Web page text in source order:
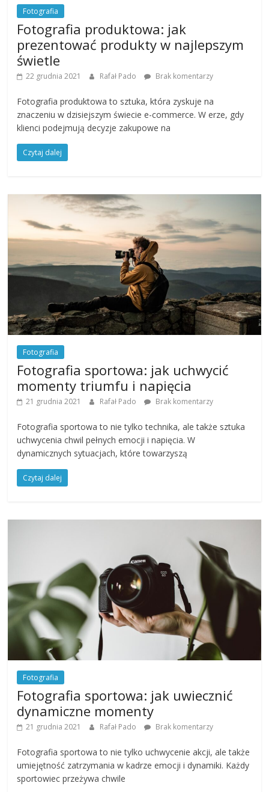
Fotografia
Fotografia produktowa: jak
prezentować produkty w najlepszym
świetle
22 grudnia 2021 Rafał Pado Brak komentarzy
Fotografia produktowa to sztuka, która zyskuje na
znaczeniu w dzisiejszym świecie e-commerce. W erze, gdy
klienci podejmują decyzje zakupowe na
Czytaj dalej
Fotografia
Fotografia sportowa: jak uchwycić
momenty triumfu i napięcia
21 grudnia 2021 Rafał Pado Brak komentarzy
Fotografia sportowa to nie tylko technika, ale także sztuka
uchwycenia chwil pełnych emocji i napięcia. W
dynamicznych sytuacjach, które towarzyszą
Czytaj dalej
Fotografia
Fotografia sportowa: jak uwiecznić
dynamiczne momenty
21 grudnia 2021 Rafał Pado Brak komentarzy
Fotografia sportowa to nie tylko uchwycenie akcji, ale także
umiejętność zatrzymania w kadrze emocji i dynamiki. Każdy
sportowiec przeżywa chwile